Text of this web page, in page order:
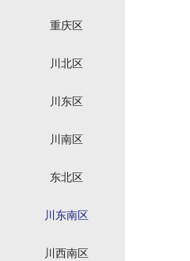
重庆区
川北区
川东区
川南区
东北区
川东南区
川西南区